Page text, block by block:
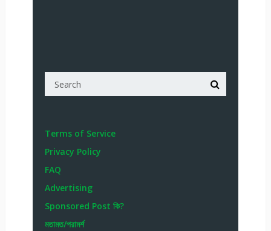
Terms of Service
Privacy Policy
FAQ
Advertising
Sponsored Post কি?
মতামত/পরামর্শ